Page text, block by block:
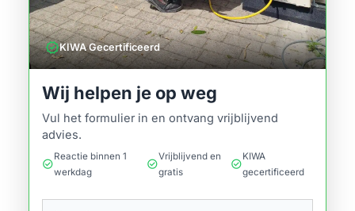
verifiedKIWA Gecertificeerd
Wij helpen je op weg
Vul het formulier in en ontvang vrijblijvend
advies.
check_circle
Reactie binnen 1
werkdag
check_circle
Vrijblijvend en
gratis
check_circle
KIWA
gecertificeerd